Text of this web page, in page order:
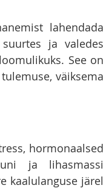
lahendada
ja valedes
See on
väiksema
hormonaalsed
uni ja lihasmassi
kaalulanguse järel